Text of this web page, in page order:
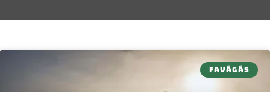
FAVÁGÁS